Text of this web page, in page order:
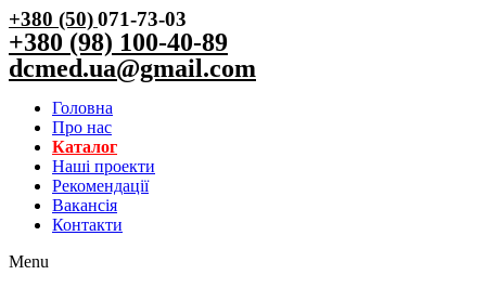
+380 (50)071-73-03
+380 (98) 100-40-89
dcmed.ua@gmail.com
Головна
Про нас
Каталог
Нашi проекти
Рекомендації
Вакансiя
Контакти
Menu